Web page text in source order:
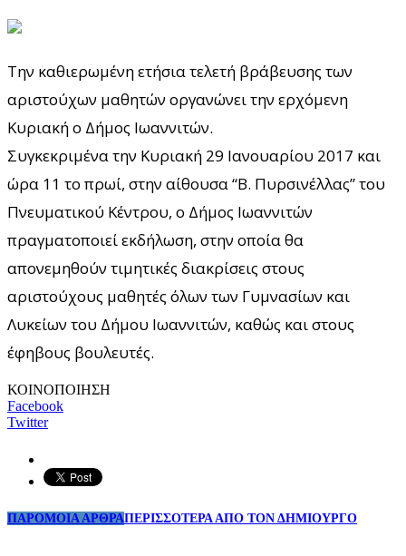
Την καθιερωμένη ετήσια τελετή βράβευσης των
αριστούχων μαθητών οργανώνει την ερχόμενη
Κυριακή ο Δήμος Ιωαννιτών.
Συγκεκριμένα την Κυριακή 29 Ιανουαρίου 2017 και
ώρα 11 το πρωί, στην αίθουσα “Β. Πυρσινέλλας” του
Πνευματικού Κέντρου, ο Δήμος Ιωαννιτών
πραγματοποιεί εκδήλωση, στην οποία θα
απονεμηθούν τιμητικές διακρίσεις στους
αριστούχους μαθητές όλων των Γυμνασίων και
Λυκείων του Δήμου Ιωαννιτών, καθώς και στους
έφηβους βουλευτές.
ΚΟΙΝΟΠΟΙΗΣΗ
Facebook
Twitter
ΠΑΡΟΜΟΙΑ ΑΡΘΡΑΠΕΡΙΣΣΟΤΕΡΑ ΑΠΟ ΤΟΝ ΔΗΜΙΟΥΡΓΟ